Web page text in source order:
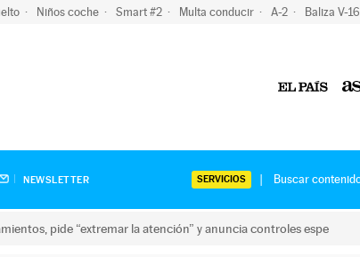
Niños coche Smart #2 Multa conducir A-2 Baliza V-16
NEWSLETTER SERVICIOS
pide “extremar la atención” y anuncia controles espe